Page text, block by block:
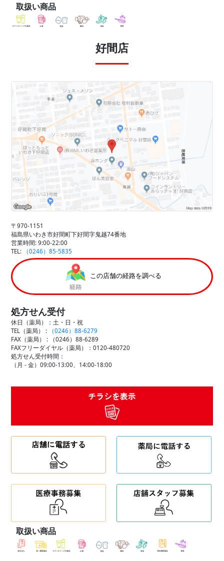
取扱い商品
好間店
〒970-1151
福島県いわき市好間町下好間字鬼越74番地
営業時間: 9:00-22:00
TEL:
（0246）85-5835
この店舗の経路を調べる
処方せん受付
休日（薬局）：土・日・祝
TEL（薬局） :
（0246）88-6279
FAX（薬局） :
（0246）88-6289
FAXフリーダイヤル（薬局）：0120-480720
処方せん受付時間：
（月 - 金）09:00-13:00、14:00-18:00
取扱い商品